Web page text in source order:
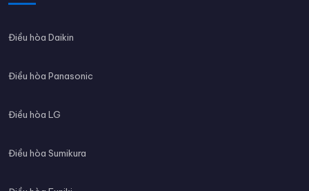
Điều hòa Daikin
Điều hòa Panasonic
Điều hòa LG
Điều hòa Sumikura